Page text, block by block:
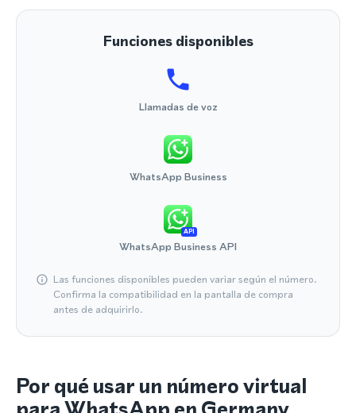
Funciones disponibles
Llamadas de voz
WhatsApp Business
API
WhatsApp Business API
Las funciones disponibles pueden variar según el número.
Confirma la compatibilidad en la pantalla de compra
antes de adquirirlo.
Por qué usar un número virtual